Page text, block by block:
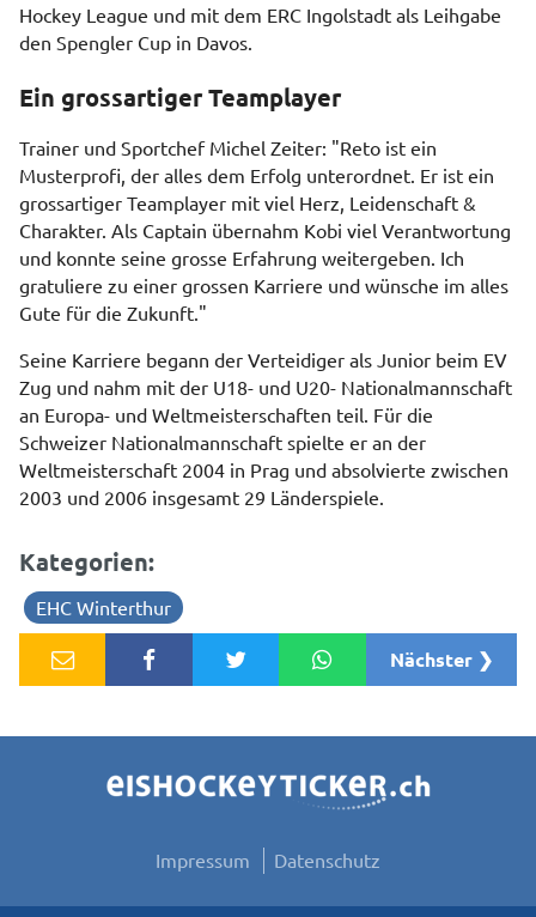
Hockey League und mit dem ERC Ingolstadt als Leihgabe
den Spengler Cup in Davos.
Ein grossartiger Teamplayer
Trainer und Sportchef Michel Zeiter: "Reto ist ein
Musterprofi, der alles dem Erfolg unterordnet. Er ist ein
grossartiger Teamplayer mit viel Herz, Leidenschaft &
Charakter. Als Captain übernahm Kobi viel Verantwortung
und konnte seine grosse Erfahrung weitergeben. Ich
gratuliere zu einer grossen Karriere und wünsche im alles
Gute für die Zukunft."
Seine Karriere begann der Verteidiger als Junior beim EV
Zug und nahm mit der U18- und U20- Nationalmannschaft
an Europa- und Weltmeisterschaften teil. Für die
Schweizer Nationalmannschaft spielte er an der
Weltmeisterschaft 2004 in Prag und absolvierte zwischen
2003 und 2006 insgesamt 29 Länderspiele.
Kategorien:
EHC Winterthur
Nächster ❯
Impressum Datenschutz